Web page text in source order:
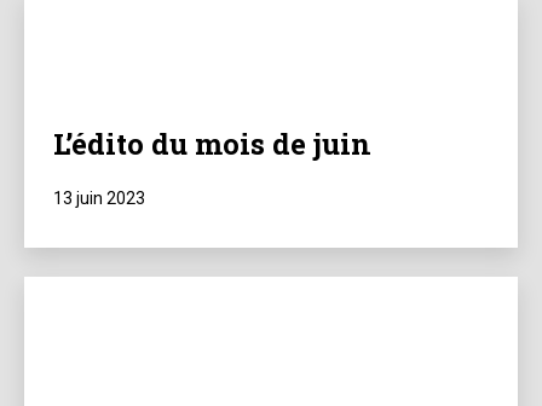
L’édito du mois de juin
Publié
13 juin 2023